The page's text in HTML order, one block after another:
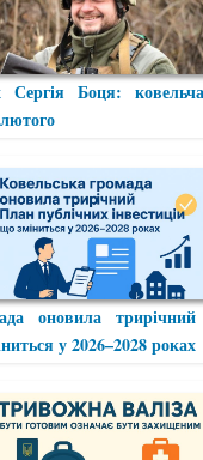
Сергія Боця:
оновила
у 2026–2028 роках